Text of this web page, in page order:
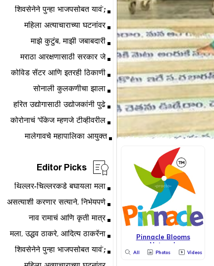
Editor Picks
Pinnacle Blooms
Network
All Photos Videos